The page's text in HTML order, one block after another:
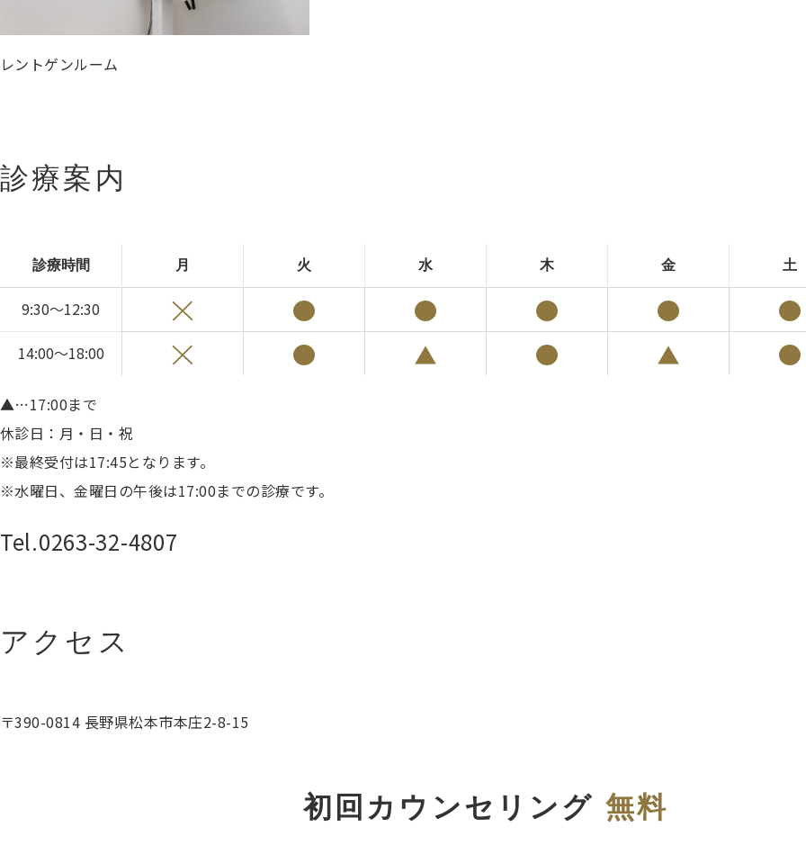
レントゲンルーム
診療案内
診療時間 月 火 水 木 金 土
9:30～12:30
14:00～18:00
▲…17:00まで
休診日：月・日・祝
※最終受付は17:45となります。
※水曜日、金曜日の午後は17:00までの診療です。
Tel.0263-32-4807
アクセス
〒390-0814 長野県松本市本庄2-8-15
初回カウンセリング 無料